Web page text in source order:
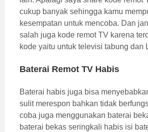
cukup banyak sehingga kamu
kesempatan untuk mencoba. Dan
salah juga kode remot TV karena
kode yaitu untuk televisi tabung dan
Baterai Remot TV Habis
Baterai habis juga bisa
sulit merespon bahkan tidak
coba juga menggunakan baterai
baterai bekas seringkali habis isi